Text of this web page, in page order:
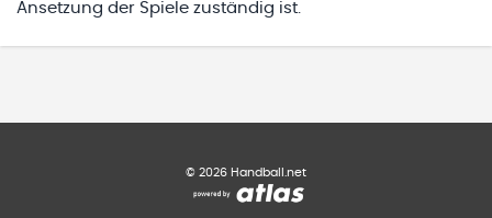
Ansetzung der Spiele zuständig ist.
© 2026 Handball.net